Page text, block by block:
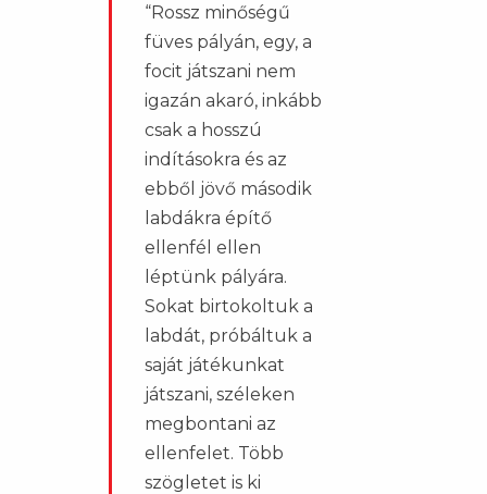
“Rossz minőségű
füves pályán, egy, a
focit játszani nem
igazán akaró, inkább
csak a hosszú
indításokra és az
ebből jövő második
labdákra építő
ellenfél ellen
léptünk pályára.
Sokat birtokoltuk a
labdát, próbáltuk a
saját játékunkat
játszani, széleken
megbontani az
ellenfelet. Több
szögletet is ki